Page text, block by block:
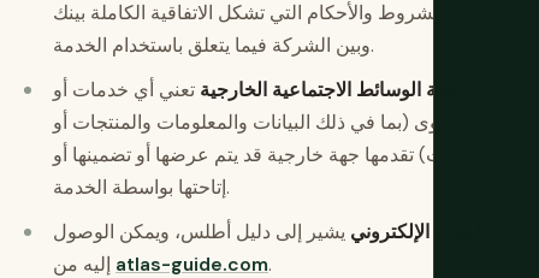
هذه الشروط والأحكام التي تشكل الاتفاقية الكاملة بينك
وبين الشركة فيما يتعلق باستخدام الخدمة.
خدمة الوسائط الاجتماعية الخارجية تعني أي خدمات أو
محتوى (بما في ذلك البيانات والمعلومات والمنتجات أو
الخدمات) تقدمها جهة خارجية قد يتم عرضها أو تضمينها أو
إتاحتها بواسطة الخدمة.
الموقع الإلكتروني يشير إلى دليل أطلس، ويمكن الوصول
atlas-guide.com.